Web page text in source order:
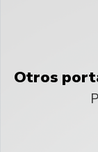
Otros